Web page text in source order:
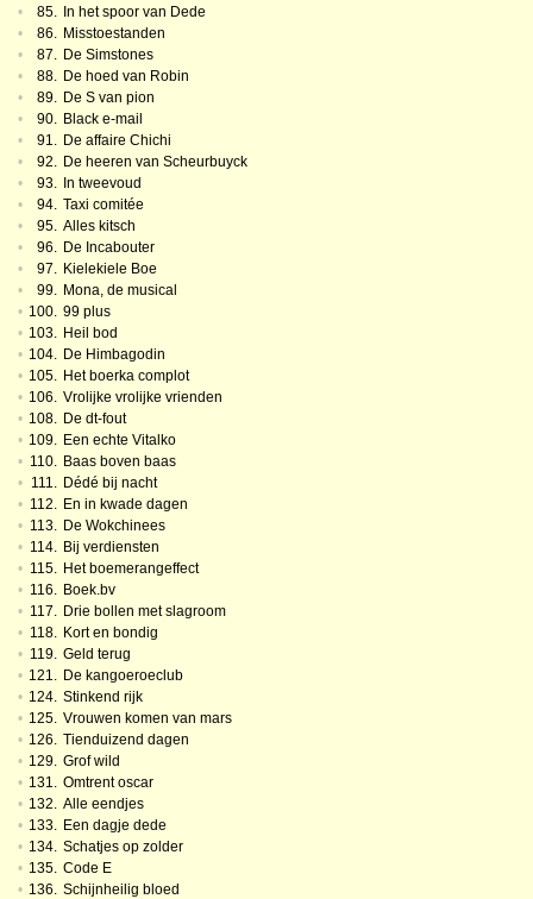
• 85. In het spoor van Dede
•
86. Misstoestanden
•
87. De Simstones
•
88. De hoed van Robin
•
89. De S van pion
•
90. Black e-mail
•
91. De affaire Chichi
•
92. De heeren van Scheurbuyck
•
93. In tweevoud
•
94. Taxi comitée
•
95. Alles kitsch
•
96. De Incabouter
•
97. Kielekiele Boe
•
99. Mona, de musical
• 100. 99 plus
• 103. Heil bod
• 104. De Himbagodin
• 105. Het boerka complot
• 106. Vrolijke vrolijke vrienden
• 108. De dt-fout
• 109. Een echte Vitalko
• 110. Baas boven baas
• 111. Dédé bij nacht
• 112. En in kwade dagen
• 113. De Wokchinees
• 114. Bij verdiensten
• 115. Het boemerangeffect
• 116. Boek.bv
• 117. Drie bollen met slagroom
• 118. Kort en bondig
• 119. Geld terug
• 121. De kangoeroeclub
• 124. Stinkend rijk
• 125. Vrouwen komen van mars
• 126. Tienduizend dagen
• 129. Grof wild
• 131. Omtrent oscar
• 132. Alle eendjes
• 133. Een dagje dede
• 134. Schatjes op zolder
• 135. Code E
• 136. Schijnheilig bloed